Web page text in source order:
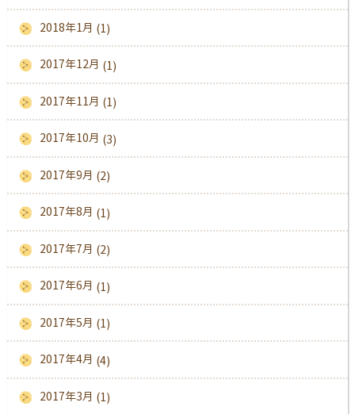
2018年1月 (1)
2017年12月 (1)
2017年11月 (1)
2017年10月 (3)
2017年9月 (2)
2017年8月 (1)
2017年7月 (2)
2017年6月 (1)
2017年5月 (1)
2017年4月 (4)
2017年3月 (1)